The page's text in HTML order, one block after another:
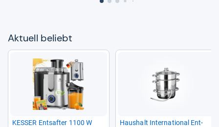
Aktu­ell beliebt
KES­SER Ent­saf­ter 1100 W
Haus­halt Inter­na­tio­nal Ent­